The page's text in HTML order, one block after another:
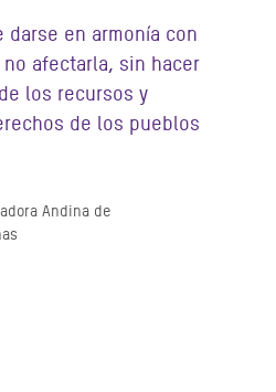
darse en armonía con
no afectarla, sin hacer
los recursos y
de los pueblos
Andina de